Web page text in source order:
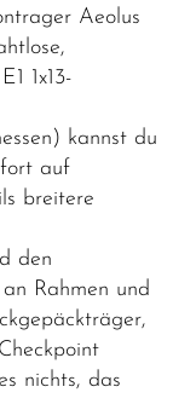
Aeolus
1x13-
kannst du
auf
breitere
den
Rahmen und
nichts, das